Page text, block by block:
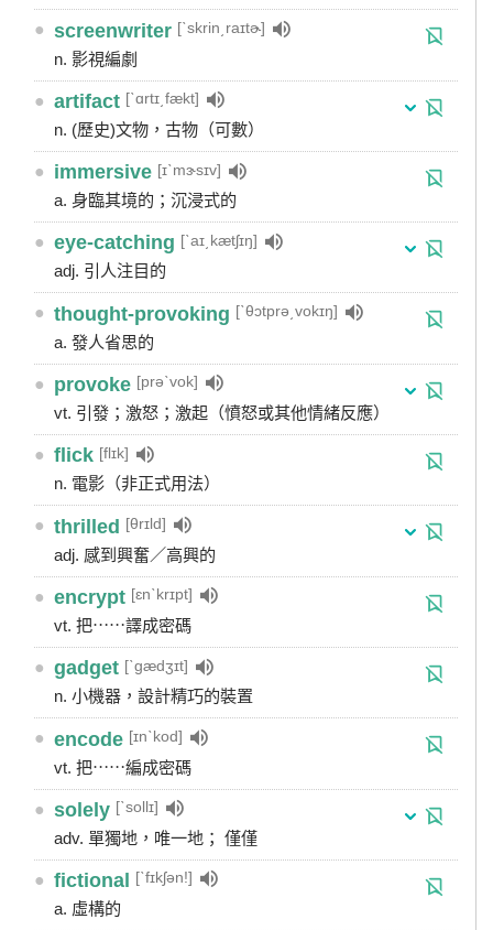
● screenwriter [ˋskrin͵raɪtɚ]
n. 影視編劇
● artifact [ˋɑrtɪ͵fækt]
n. (歷史)文物，古物（可數）
● immersive [ɪˋmɝsɪv]
a. 身臨其境的；沉浸式的
● eye-catching [ˋaɪ͵kætʃɪŋ]
adj. 引人注目的
● thought-provoking [ˋθɔtprə͵vokɪŋ]
a. 發人省思的
● provoke [prəˋvok]
vt. 引發；激怒；激起（憤怒或其他情緒反應）
● flick [flɪk]
n. 電影（非正式用法）
● thrilled [θrɪld]
adj. 感到興奮／高興的
● encrypt [ɛnˋkrɪpt]
vt. 把⋯⋯譯成密碼
● gadget [ˋgædʒɪt]
n. 小機器，設計精巧的裝置
● encode [ɪnˋkod]
vt. 把⋯⋯編成密碼
● solely [ˋsollɪ]
adv. 單獨地，唯一地； 僅僅
● fictional [ˋfɪkʃən!]
a. 虛構的